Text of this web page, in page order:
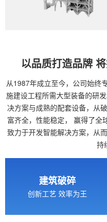
以品质打造品牌
从1987年成立至今，公司始终
施建设工程所需大型装备的研发
决方案与成熟的配套设备，从
富齐全，性能稳定，
赢得了全
致力于开发智能解决方案，从
持
建筑破碎
创新工艺 效率为王